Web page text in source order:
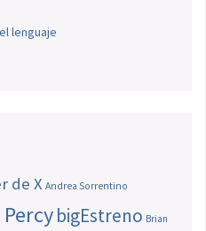
lenguaje
de X Andrea Sorrentino
bigEstreno Brian